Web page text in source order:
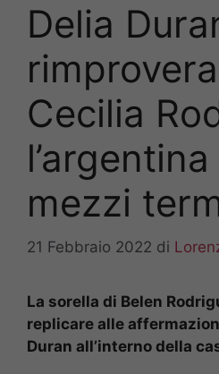
Delia
Cecilia
mezzi
21 Febbraio 2022 di
La sorella di Belen
replicare alle
Duran all’interno della